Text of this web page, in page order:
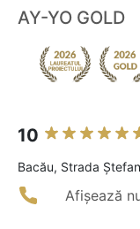
AY-YO GOLD
10
Bacău, Strada
Afișează